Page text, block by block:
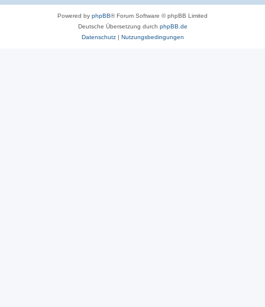
Powered by phpBB® Forum Software © phpBB Limited
Deutsche Übersetzung durch phpBB.de
Datenschutz| Nutzungsbedingungen